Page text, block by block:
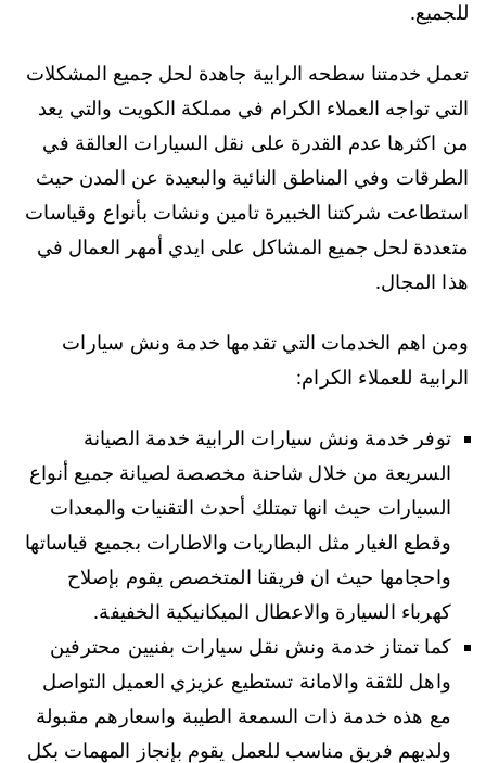
للجميع.
تعمل خدمتنا سطحه الرابية جاهدة لحل جميع المشكلات
التي تواجه العملاء الكرام في مملكة الكويت والتي يعد
من اكثرها عدم القدرة على نقل السيارات العالقة في
الطرقات وفي المناطق النائية والبعيدة عن المدن حيث
استطاعت شركتنا الخبيرة تامين ونشات بأنواع وقياسات
متعددة لحل جميع المشاكل على ايدي أمهر العمال في
هذا المجال.
ومن اهم الخدمات التي تقدمها خدمة ونش سيارات
الرابية للعملاء الكرام:
توفر خدمة ونش سيارات الرابية خدمة الصيانة
السريعة من خلال شاحنة مخصصة لصيانة جميع أنواع
السيارات حيث انها تمتلك أحدث التقنيات والمعدات
وقطع الغيار مثل البطاريات والاطارات بجميع قياساتها
واحجامها حيث ان فريقنا المتخصص يقوم بإصلاح
كهرباء السيارة والاعطال الميكانيكية الخفيفة.
كما تمتاز خدمة ونش نقل سيارات بفنيين محترفين
واهل للثقة والامانة تستطيع عزيزي العميل التواصل
مع هذه خدمة ذات السمعة الطيبة واسعارهم مقبولة
ولديهم فريق مناسب للعمل يقوم بإنجاز المهمات بكل